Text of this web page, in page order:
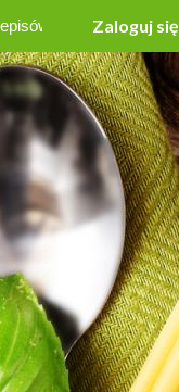
Zaloguj się